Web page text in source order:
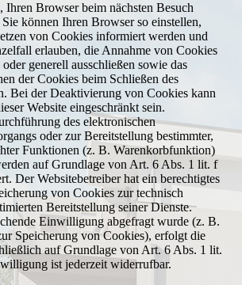
Ihren Browser beim nächsten Besuch
können Ihren Browser so einstellen,
von Cookies informiert werden und
erlauben, die Annahme von Cookies
generell ausschließen sowie das
der Cookies beim Schließen des
Bei der Deaktivierung von Cookies kann
Website eingeschränkt sein.
des elektronischen
oder zur Bereitstellung bestimmter,
Funktionen (z. B. Warenkorbfunktion)
auf Grundlage von Art. 6 Abs. 1 lit. f
Der Websitebetreiber hat ein berechtigtes
von Cookies zur technisch
Bereitstellung seiner Dienste.
Einwilligung abgefragt wurde (z. B.
Speicherung von Cookies), erfolgt die
auf Grundlage von Art. 6 Abs. 1 lit.
ist jederzeit widerrufbar.